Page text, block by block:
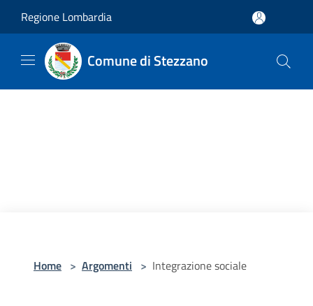
Regione Lombardia
Comune di Stezzano
Home > Argomenti > Integrazione sociale